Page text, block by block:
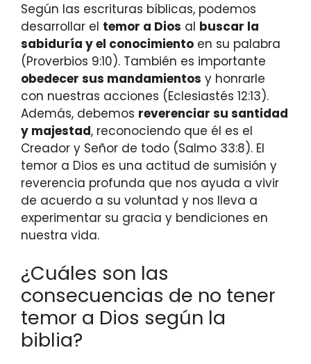
Según las escrituras bíblicas, podemos
desarrollar el temor a Dios al buscar la
sabiduría y el conocimiento en su palabra
(Proverbios 9:10). También es importante
obedecer sus mandamientos y honrarle
con nuestras acciones (Eclesiastés 12:13).
Además, debemos reverenciar su santidad
y majestad, reconociendo que él es el
Creador y Señor de todo (Salmo 33:8). El
temor a Dios es una actitud de sumisión y
reverencia profunda que nos ayuda a vivir
de acuerdo a su voluntad y nos lleva a
experimentar su gracia y bendiciones en
nuestra vida.
¿Cuáles son las
consecuencias de no tener
temor a Dios según la
biblia?